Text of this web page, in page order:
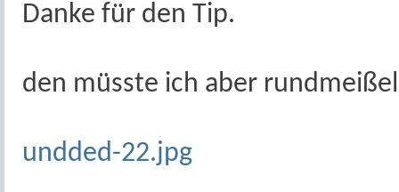
Danke für den Tip.
den müsste ich aber
undded-22.jpg